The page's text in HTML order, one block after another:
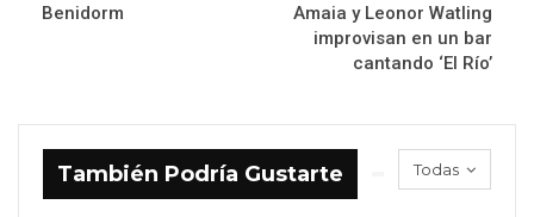
Benidorm
Amaia y Leonor Watling
improvisan en un bar
cantando ‘El Río’
Todas
También Podría Gustarte